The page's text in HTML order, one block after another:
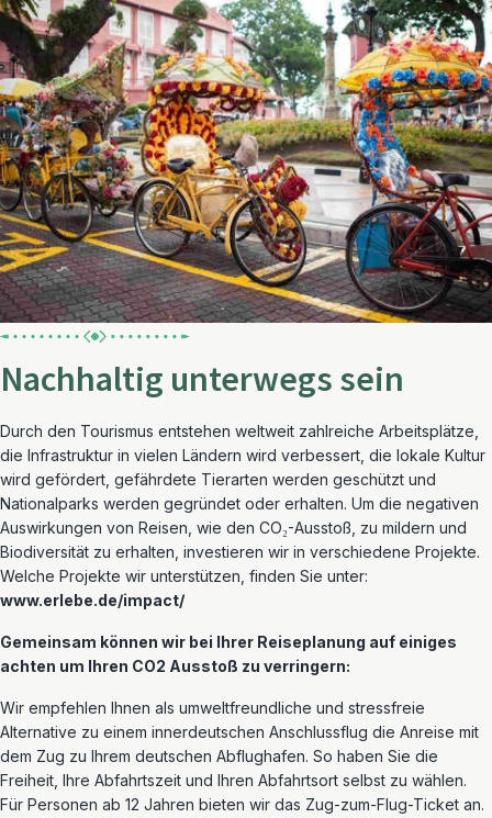
Nachhaltig unterwegs sein
Durch den Tourismus entstehen weltweit zahlreiche Arbeitsplätze,
die Infrastruktur in vielen Ländern wird verbessert, die lokale Kultur
wird gefördert, gefährdete Tierarten werden geschützt und
Nationalparks werden gegründet oder erhalten. Um die negativen
Auswirkungen von Reisen, wie den CO₂-Ausstoß, zu mildern und
Biodiversität zu erhalten, investieren wir in verschiedene Projekte.
Welche Projekte wir unterstützen, finden Sie unter:
www.erlebe.de/impact/
Gemeinsam können wir bei Ihrer Reiseplanung auf einiges
achten um Ihren CO2 Ausstoß zu verringern:
Wir empfehlen Ihnen als umweltfreundliche und stressfreie
Alternative zu einem innerdeutschen Anschlussflug die Anreise mit
dem Zug zu Ihrem deutschen Abflughafen. So haben Sie die
Freiheit, Ihre Abfahrtszeit und Ihren Abfahrtsort selbst zu wählen.
Für Personen ab 12 Jahren bieten wir das Zug-zum-Flug-Ticket an.